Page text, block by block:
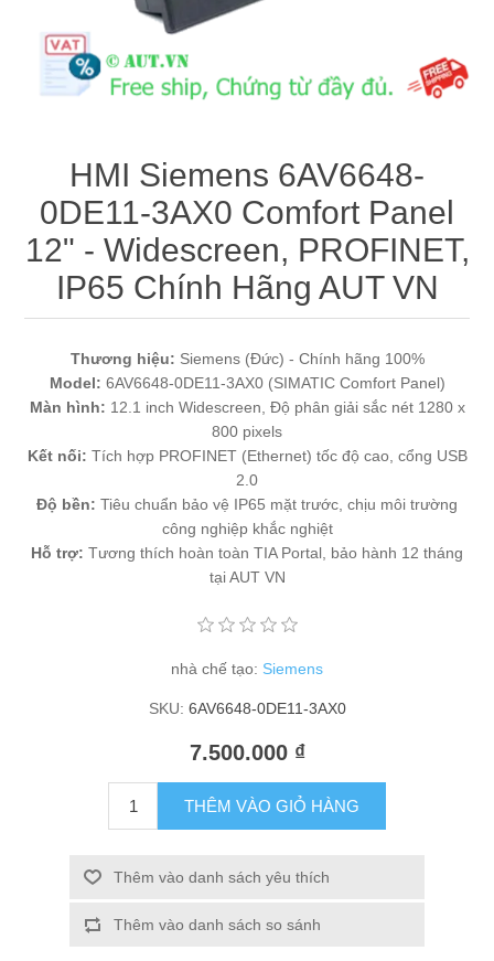
Máy tính công nghiệp
Động cơ servo 2 phase
Động cơ bước 2 phase
Chưa Phân Loại
Phụ Kiện Siemens
HMI Siemens 6AV6648-
0DE11-3AX0 Comfort Panel
12" - Widescreen, PROFINET,
IP65 Chính Hãng AUT VN
Thương hiệu: Siemens (Đức) - Chính hãng 100%
Model: 6AV6648-0DE11-3AX0 (SIMATIC Comfort Panel)
Màn hình: 12.1 inch Widescreen, Độ phân giải sắc nét 1280 x
800 pixels
Kết nối: Tích hợp PROFINET (Ethernet) tốc độ cao, cổng USB
2.0
Độ bền: Tiêu chuẩn bảo vệ IP65 mặt trước, chịu môi trường
công nghiệp khắc nghiệt
Hỗ trợ: Tương thích hoàn toàn TIA Portal, bảo hành 12 tháng
tại AUT VN
nhà chế tạo: Siemens
SKU: 6AV6648-0DE11-3AX0
7.500.000 ₫
THÊM VÀO GIỎ HÀNG
Thêm vào danh sách yêu thích
Thêm vào danh sách so sánh